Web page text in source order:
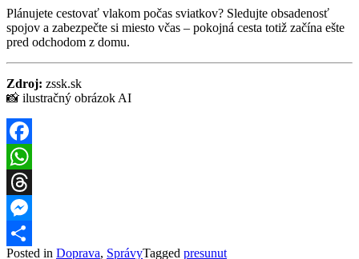
Plánujete cestovať vlakom počas sviatkov? Sledujte obsadenosť
spojov a zabezpečte si miesto včas – pokojná cesta totiž začína ešte
pred odchodom z domu.
Zdroj: zssk.sk
📸 ilustračný obrázok AI
Facebook
WhatsApp
Threads
Messenger
Posted in Doprava, SprávyTagged presunut